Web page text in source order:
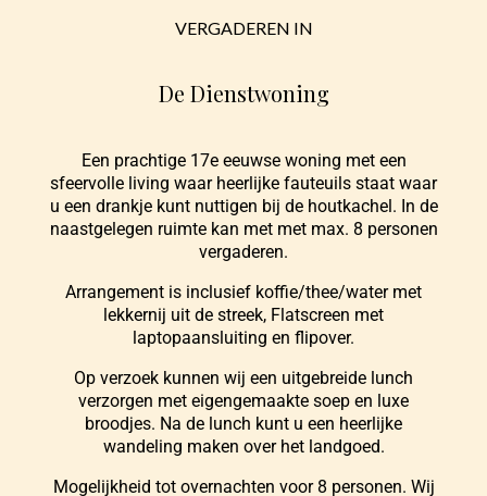
VERGADEREN IN
De Dienstwoning
Een prachtige 17e eeuwse woning met een
sfeervolle living waar heerlijke fauteuils staat waar
u een drankje kunt nuttigen bij de houtkachel. In de
naastgelegen ruimte kan met met max. 8 personen
vergaderen.
Arrangement is inclusief koffie/thee/water met
lekkernij uit de streek, Flatscreen met
laptopaansluiting en flipover.
Op verzoek kunnen wij een uitgebreide lunch
verzorgen met eigengemaakte soep en luxe
broodjes. Na de lunch kunt u een heerlijke
wandeling maken over het landgoed.
Mogelijkheid tot overnachten voor 8 personen. Wij